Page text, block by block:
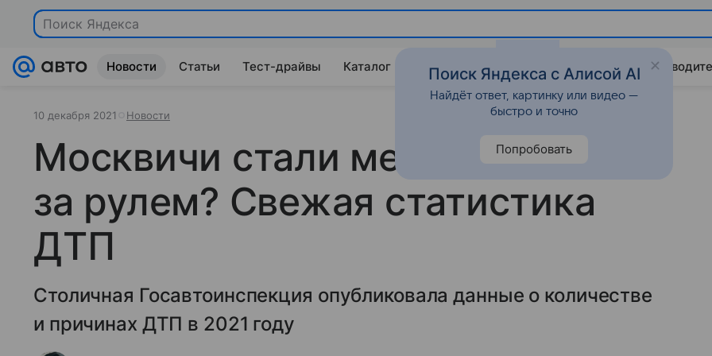
Поиск Яндекса
Новости Статьи Тест-драйвы Каталог Китайские авто Штрафы и ПДД
10 декабря 2021 Новости
Москвичи стали меньше пить
за рулем? Свежая статистика
ДТП
Столичная Госавтоинспекция опубликовала данные о количестве
и причинах ДТП в 2021 году
Поиск Яндекса с Алисой AI
Найдёт ответ, картинку или видео —
быстро и точно
Попробовать